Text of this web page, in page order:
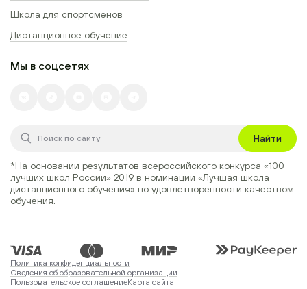
Школа для спортсменов
Дистанционное обучение
Мы в соцсетях
Найти
*На основании результатов всероссийского конкурса «100
лучших школ России» 2019 в номинации «Лучшая школа
дистанционного обучения» по удовлетворенности качеством
обучения.
Политика конфиденциальности
Сведения об образовательной организации
Пользовательское соглашениеКарта сайта